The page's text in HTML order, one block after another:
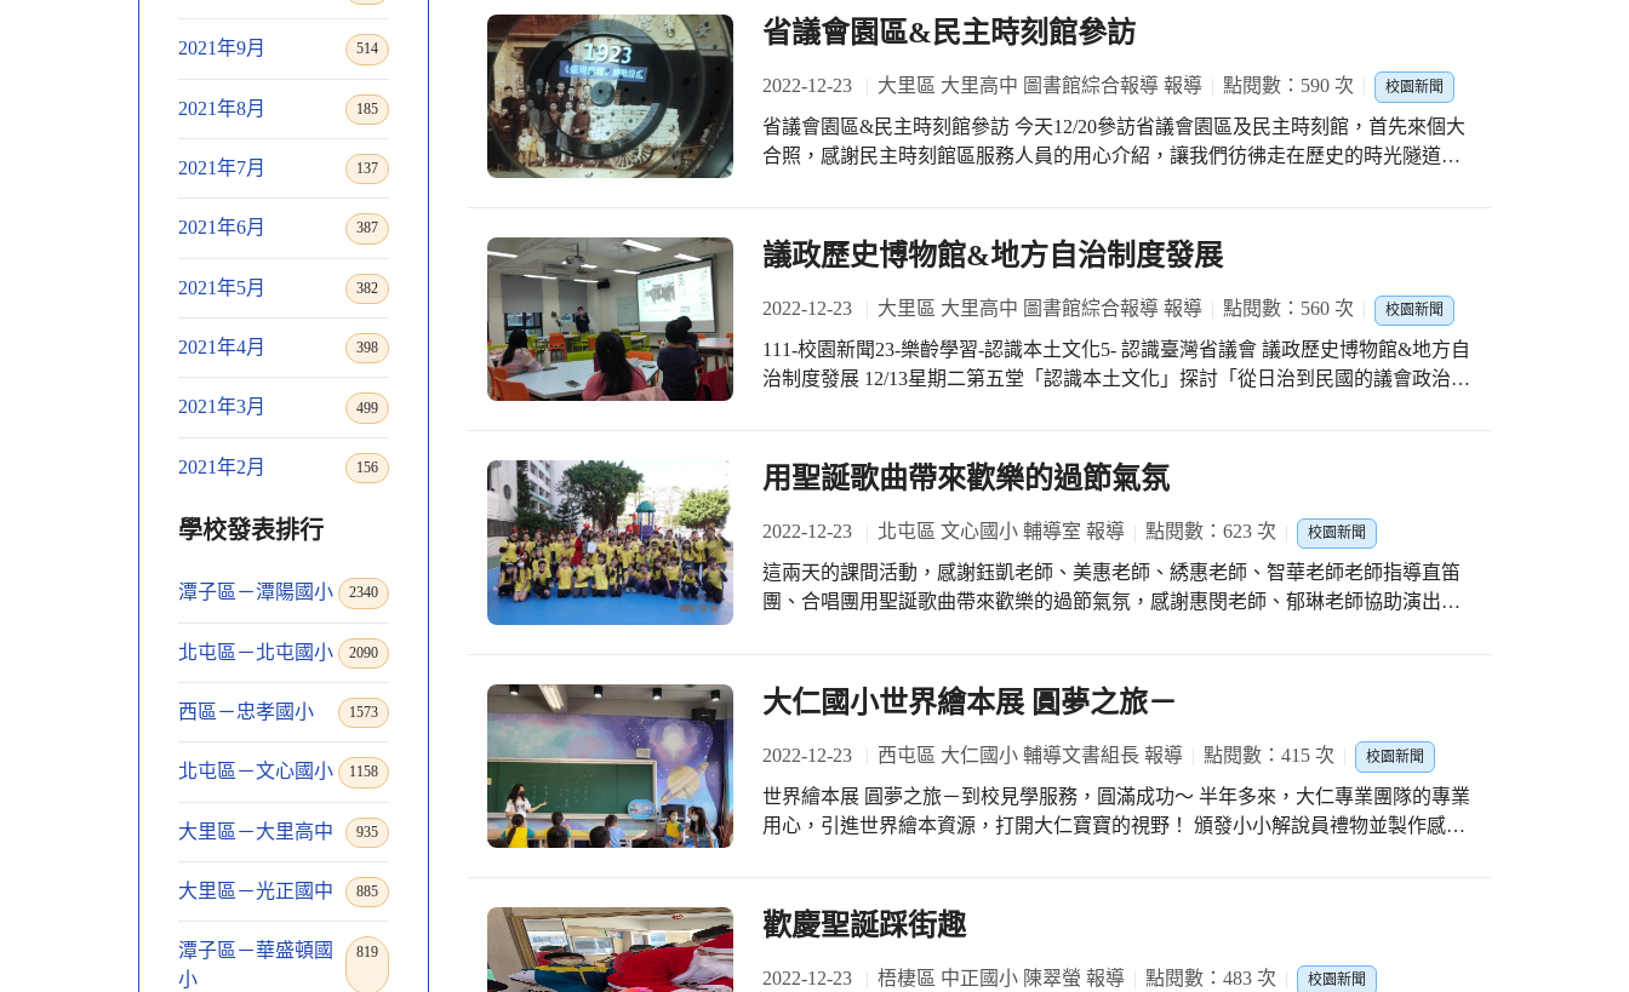
2021年9月 514
2021年8月 185
2021年7月 137
2021年6月 387
2021年5月 382
2021年4月 398
2021年3月 499
2021年2月 156
學校發表排行
潭子區－潭陽國小 2340
北屯區－北屯國小 2090
西區－忠孝國小 1573
北屯區－文心國小 1158
大里區－大里高中 935
大里區－光正國中 885
潭子區－華盛頓國
小
819
滿繽紛色彩，而不是模糊的世界，只能透過眼鏡探索世界。
聽看故事主角貓咪Pete究竟用了哪配料做出獨家披薩！Let’s have a pizza party!
省議會園區&民主時刻館參訪
2022-12-23 大里區 大里高中 圖書館綜合報導 報導 點閱數：590 次 校園新聞
省議會園區&民主時刻館參訪 今天12/20參訪省議會園區及民主時刻館，首先來個大
合照，感謝民主時刻館區服務人員的用心介紹，讓我們彷彿走在歷史的時光隧道中
完整介紹臺灣地方自治制度演變的歷史，能見證歷史，大家都覺得不虛此行。 省議
會有些建物很令人好奇，例如兩隻獅子是公?是母?為何是閉口獅?為何顏色是紅褐
色?還有，為什大廳地面上是一條4爪龍?是褒還是貶?都很耐人尋味。 感謝議會博物
館義工很認真地導覽，學員們事前有做過功課，所以內容不陌生，只是對歷任的立
法委員們的現況感到好奇。各國致贈的紀念品中最吸睛的是日本必勝達摩不倒翁，
令人感覺喜氣洋洋、福氣滿滿，真是送禮的好選項。
議政歷史博物館&地方自治制度發展
2022-12-23 大里區 大里高中 圖書館綜合報導 報導 點閱數：560 次 校園新聞
111-校園新聞23-樂齡學習-認識本土文化5- 認識臺灣省議會 議政歷史博物館&地方自
治制度發展 12/13星期二第五堂「認識本土文化」探討「從日治到民國的議會政治運
說，在霧峰設置省議會是為了對民主運動發軔者林獻堂先生表達致敬。 民國87年精
省裁撤，原址改成立「省諮議會」，為完整保存地方自治制度演進的發展歷史見
證，於民國100年朝琴紀念館1樓成立「臺灣省議會會史館」。完整保存臺灣地方自
治制度演變的歷史資料，推動檔案史料數位典藏加值應用，提供學術研究或是教育
推廣使用。台中縣政府也將台灣省議會開闢為紀念園區。園區植物種類繁多，約有
二百多種；林蔭處處、景觀秀麗，小橋流水等等，環境幽雅令人嚮往。
用聖誕歌曲帶來歡樂的過節氣氛
2022-12-23 北屯區 文心國小 輔導室 報導 點閱數：623 次 校園新聞
這兩天的課間活動，感謝鈺凱老師、美惠老師、綉惠老師、智華老師老師指導直笛
團、合唱團用聖誕歌曲帶來歡樂的過節氣氛，感謝惠閔老師、郁琳老師協助演出，
大仁國小世界繪本展 圓夢之旅－
2022-12-23 西屯區 大仁國小 輔導文書組長 報導 點閱數：415 次 校園新聞
世界繪本展 圓夢之旅－到校見學服務，圓滿成功～ 半年多來，大仁專業團隊的專業
用心，引進世界繪本資源，打開大仁寶寶的視野！ 頒發小小解說員禮物並製作感謝
最幸福啦！
歡慶聖誕踩街趣
2022-12-23 梧棲區 中正國小 陳翠螢 報導 點閱數：483 次 校園新聞